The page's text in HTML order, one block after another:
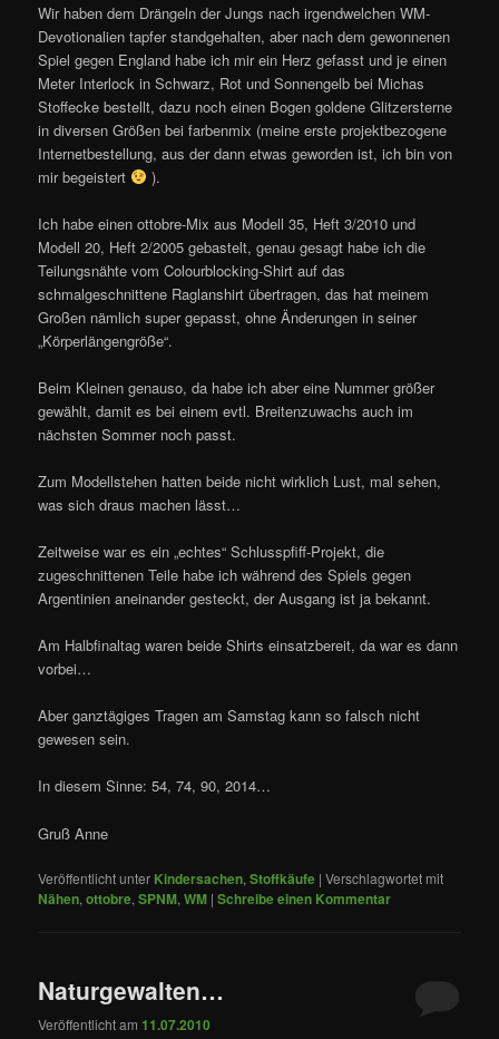
Wir haben dem Drängeln der Jungs nach irgendwelchen WM-
Devotionalien tapfer standgehalten, aber nach dem gewonnenen
Spiel gegen England habe ich mir ein Herz gefasst und je einen
Meter Interlock in Schwarz, Rot und Sonnengelb bei Michas
Stoffecke bestellt, dazu noch einen Bogen goldene Glitzersterne
in diversen Größen bei farbenmix (meine erste projektbezogene
Internetbestellung, aus der dann etwas geworden ist, ich bin von
mir begeistert
).
Ich habe einen ottobre-Mix aus Modell 35, Heft 3/2010 und
Modell 20, Heft 2/2005 gebastelt, genau gesagt habe ich die
Teilungsnähte vom Colourblocking-Shirt auf das
schmalgeschnittene Raglanshirt übertragen, das hat meinem
Großen nämlich super gepasst, ohne Änderungen in seiner
„Körperlängengröße“.
Beim Kleinen genauso, da habe ich aber eine Nummer größer
gewählt, damit es bei einem evtl. Breitenzuwachs auch im
nächsten Sommer noch passt.
Zum Modellstehen hatten beide nicht wirklich Lust, mal sehen,
was sich draus machen lässt…
Zeitweise war es ein „echtes“ Schlusspfiff-Projekt, die
zugeschnittenen Teile habe ich während des Spiels gegen
Argentinien aneinander gesteckt, der Ausgang ist ja bekannt.
Am Halbfinaltag waren beide Shirts einsatzbereit, da war es dann
vorbei…
Aber ganztägiges Tragen am Samstag kann so falsch nicht
gewesen sein.
In diesem Sinne: 54, 74, 90, 2014…
Gruß Anne
Veröffentlicht unter Kindersachen,Stoffkäufe |Verschlagwortet mit
Nähen,ottobre,SPNM,WM |Schreibe einen Kommentar
Naturgewalten…
Veröffentlicht am11.07.2010